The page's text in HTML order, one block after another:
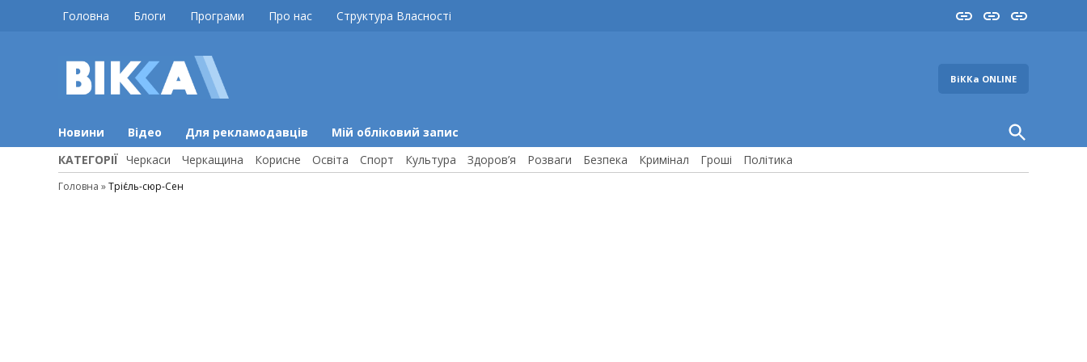
Головна Блоги Програми Про нас Структура Власності InstaYouTube
FB
ВіККа ONLINE
Новини Відео Для рекламодавців Мій обліковий запис
Open
Search
КАТЕГОРІЇ Черкаси Черкащина Корисне Освіта Спорт Культура Здоров’я Розваги Безпека Кримінал Гроші Політика
Головна »Тріє́ль-сюр-Сен